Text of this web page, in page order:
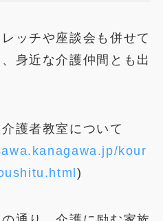
ッチや座談会も併せて
身近な介護仲間とも出
護者教室について
kour
)